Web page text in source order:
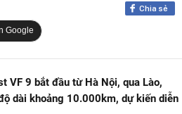
Chia sẻ
Google
VF 9 bắt đầu từ Hà Nội, qua Lào,
dài khoảng 10.000km, dự kiến diễn